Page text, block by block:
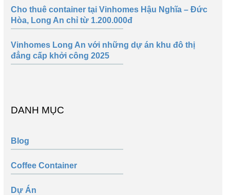
Cho thuê container tại Vinhomes Hậu Nghĩa – Đức
Hòa, Long An chỉ từ 1.200.000đ
Vinhomes Long An với những dự án khu đô thị
đẳng cấp khởi công 2025
DANH MỤC
Blog
Coffee Container
Dự Án